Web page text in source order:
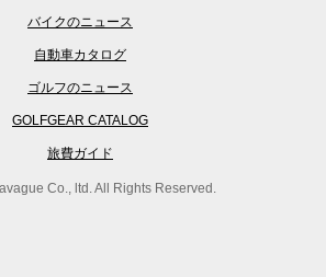
バイクのニュース
自動車カタログ
ゴルフのニュース
GOLFGEAR CATALOG
旅費ガイド
Co., ltd. All Rights Reserved.